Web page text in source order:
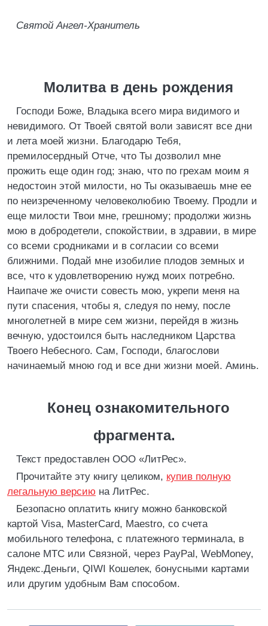
Святой Ангел-Хранитель
Молитва в день рождения
Господи Боже, Владыка всего мира видимого и
невидимого. От Твоей святой воли зависят все дни
и лета моей жизни. Благодарю Тебя,
премилосердный Отче, что Ты дозволил мне
прожить еще один год; знаю, что по грехам моим я
недостоин этой милости, но Ты оказываешь мне ее
по неизреченному человеколюбию Твоему. Продли и
еще милости Твои мне, грешному; продолжи жизнь
мою в добродетели, спокойствии, в здравии, в мире
со всеми сродниками и в согласии со всеми
ближними. Подай мне изобилие плодов земных и
все, что к удовлетворению нужд моих потребно.
Наипаче же очисти совесть мою, укрепи меня на
пути спасения, чтобы я, следуя по нему, после
многолетней в мире сем жизни, перейдя в жизнь
вечную, удостоился быть наследником Царства
Твоего Небесного. Сам, Господи, благослови
начинаемый мною год и все дни жизни моей. Аминь.
Конец ознакомительного
фрагмента.
Текст предоставлен ООО «ЛитРес».
Прочитайте эту книгу целиком, купив полную
легальную версию на ЛитРес.
Безопасно оплатить книгу можно банковской
картой Visa, MasterCard, Maestro, со счета
мобильного телефона, с платежного терминала, в
салоне МТС или Связной, через PayPal, WebMoney,
Яндекс.Деньги, QIWI Кошелек, бонусными картами
или другим удобным Вам способом.